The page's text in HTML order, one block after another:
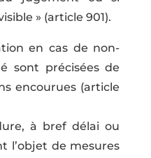
» (article 901).
en cas de non-
sont précisées de
encourues (article
à bref délai ou
l’objet de mesures